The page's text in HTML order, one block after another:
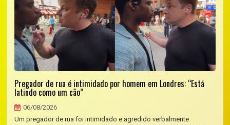
Pregador de rua é intimidado por homem em Londres: “Está
latindo como um cão”
06/08/2026
Um pregador de rua foi intimidado e agredido verbalmente